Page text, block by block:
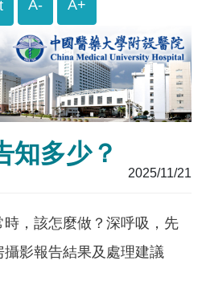
A- A+
知多少？
2025/11/21
，該怎麼做？深呼吸，先
影報告結果及處理建議